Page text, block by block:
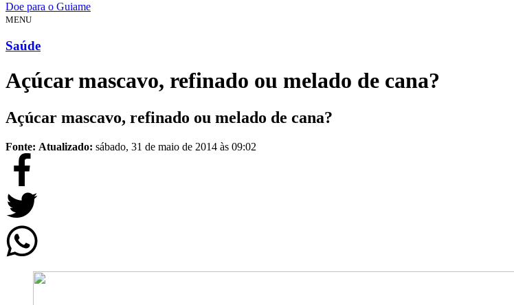
Doe para o Guiame
MENU
Saúde
Açúcar mascavo, refinado ou melado de cana?
Açúcar mascavo, refinado ou melado de cana?
Fonte: Atualizado: sábado, 31 de maio de 2014 às 09:02